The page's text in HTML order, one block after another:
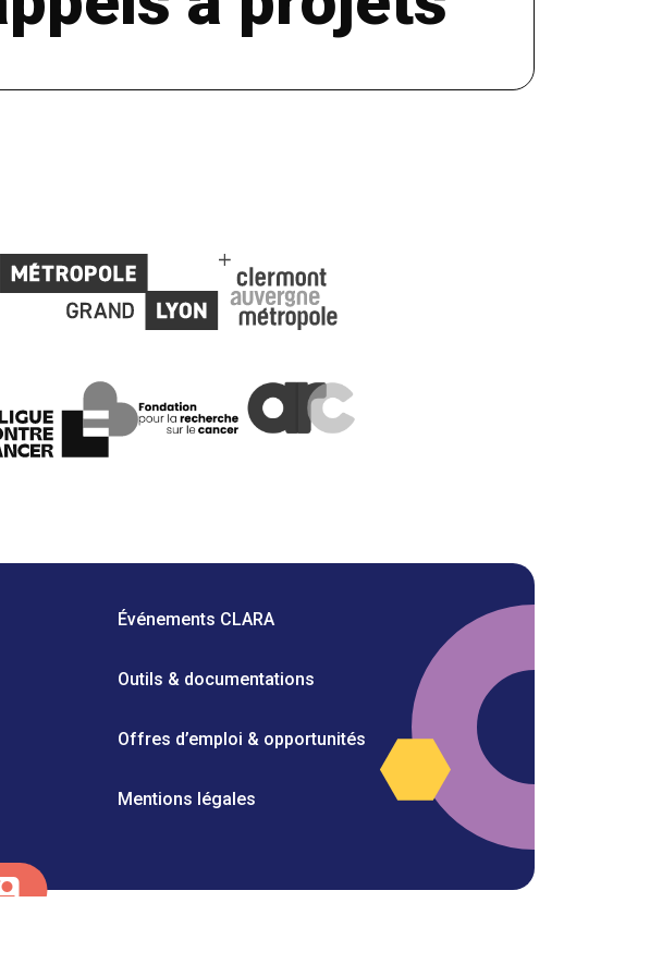
Événements CLARA
Outils & documentations
Offres d’emploi & opportunités
Mentions légales